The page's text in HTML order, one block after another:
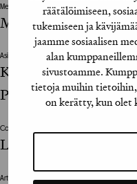
räätälöimiseen,
tukemiseen ja
jaamme sosiaalisen
alan
sivustoamme.
tietoja muihin
on kerätty, kun olet
Mediatoimisto / Media Agency
Matti Cornér / Carat
Asiakkaan vastuuhenkilö / Client’s
Kimmo Tolonen, Ari
Pesonen / Veikkaus
Copywriter
Laura Hukkanen
Art Director